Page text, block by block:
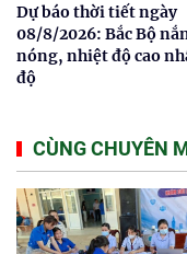
Dự báo thời tiết ngày
08/8/2026: Bắc Bộ
nóng, nhiệt độ cao
độ
CÙNG CHUYÊN